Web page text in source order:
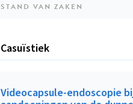
STAND VAN ZAKEN
Casuïstiek
Videocapsule-endoscopie